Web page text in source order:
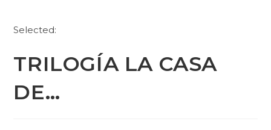
Selected:
TRILOGÍA LA CASA
DE…